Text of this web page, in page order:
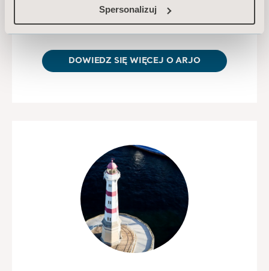
Spersonalizuj
O nas
DOWIEDZ SIĘ WIĘCEJ O ARJO